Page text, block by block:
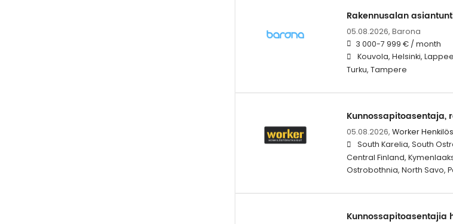
Rakennusalan
05.08.2026, Barona
3 000-7 999 € / month
Kouvola, Helsinki,
Turku, Tampere
Kunnossapitoasentaja,
05.08.2026, Worker
South Karelia, South
Central Finland,
Ostrobothnia, North Savo,
Kunnossapitoasentajia